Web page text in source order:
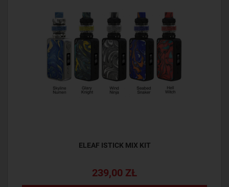
ELEAF ISTICK MIX KIT
239,00 ZŁ